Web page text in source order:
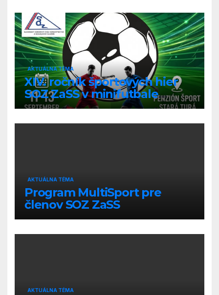
AKTUÁLNA TÉMA
XIV. ročník športových hier
SOZ ZaSS v minifutbale
zmiešaných družstiev
AKTUÁLNA TÉMA
Program MultiSport pre
členov SOZ ZaSS
AKTUÁLNA TÉMA